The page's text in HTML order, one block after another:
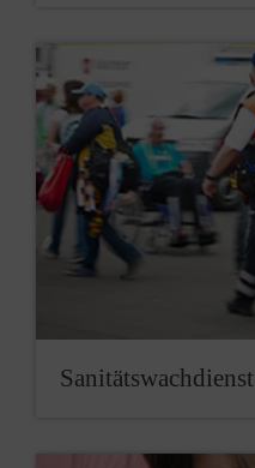
Sanitätswachdienst